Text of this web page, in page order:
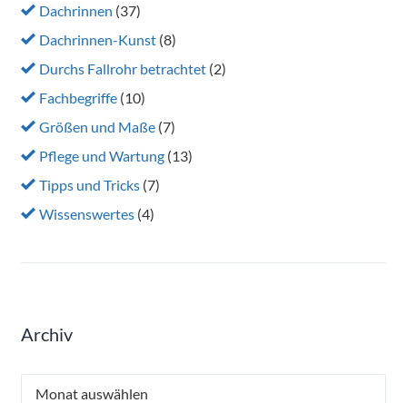
Dachrinnen (37)
Dachrinnen-Kunst (8)
Durchs Fallrohr betrachtet (2)
Fachbegriffe (10)
Größen und Maße (7)
Pflege und Wartung (13)
Tipps und Tricks (7)
Wissenswertes (4)
Archiv